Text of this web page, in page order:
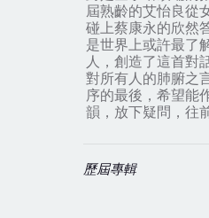
屆熟齡的艾怡良從
碰上蔡康永的欣然
是世界上或許最了
人，創造了這首對
對所有人的肺腑之
序的最後，希望能
韻，放下疑問，往
歷屆專輯